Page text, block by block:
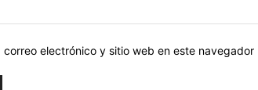
correo electrónico y sitio web en este